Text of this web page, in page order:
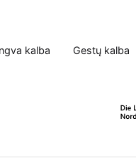
kalba Gestų kalba